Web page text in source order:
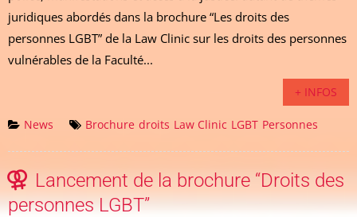
juridiques abordés dans la brochure “Les droits des
personnes LGBT” de la Law Clinic sur les droits des personnes
vulnérables de la Faculté...
+ INFOS
News Brochure droits Law Clinic LGBT Personnes
Lancement de la brochure “Droits des
personnes LGBT”